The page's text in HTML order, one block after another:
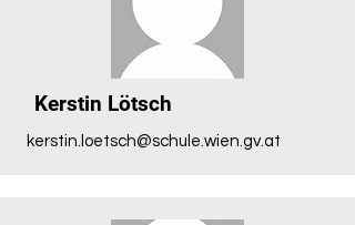
Kerstin Lötsch
kerstin.loetsch@schule.wien.gv.at